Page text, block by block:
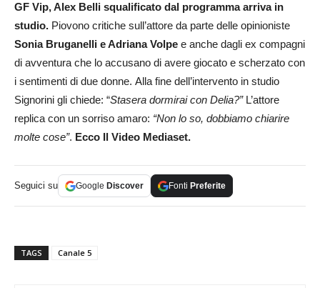
GF Vip, Alex Belli squalificato dal programma arriva in
studio. Piovono critiche sull’attore da parte delle opinioniste
Sonia Bruganelli e Adriana Volpe e anche dagli ex compagni
di avventura che lo accusano di avere giocato e scherzato con
i sentimenti di due donne. Alla fine dell’intervento in studio
Signorini gli chiede: “Stasera dormirai con Delia?”L’attore
replica con un sorriso amaro: “Non lo so, dobbiamo chiarire
molte cose”. Ecco Il Video Mediaset.
Seguici su Google Discover Fonti Preferite
TAGS Canale 5